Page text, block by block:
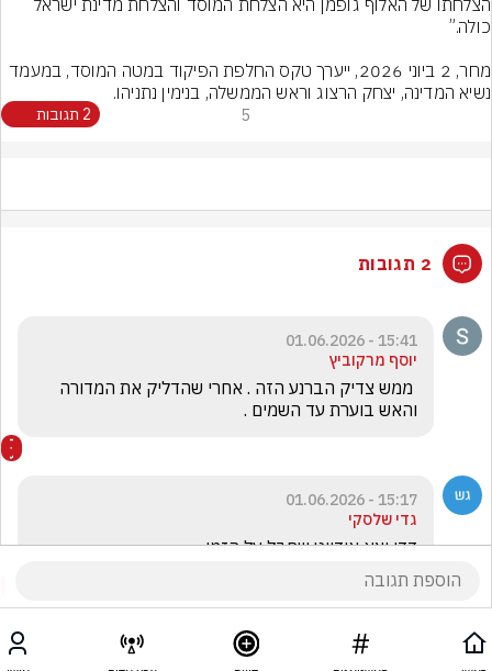
מחר, 2 ביוני 2026, ייערך טקס החלפת הפיקוד במטה המוסד, במעמד
נשיא המדינה, יצחק הרצוג וראש הממשלה, בנימין נתניהו.
5 2 תגובות
2 תגובות
15:41 - 01.06.2026
יוסף מרקוביץ
והאש בוערת עד השמים .
15:17 - 01.06.2026
גדי שלסקי
דדי יצא אידיוט שחבל על הזמן